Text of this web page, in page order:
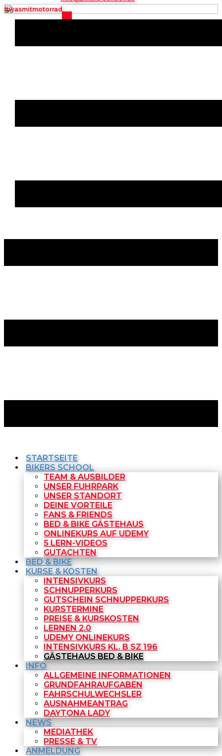
#wasm​itmotorrad
STARTSEITE
BIKERS SCHOOL
TEAM & AUSBILDER
UNSER FUHRPARK
UNSER STANDORT
DEINE VORTEILE
FANS & FRIENDS
BED & BIKE GÄSTEHAUS
ONLINEKURS AUF UDEMY
5 LERN-VIDEOS
GUTACHTEN
BED & BIKE
KURSE & KOSTEN
INTENSIVKURS
SCHNUPPERKURS
GUTSCHEIN SCHNUPPERKURS
KURSTERMINE
PREISE & KURSKOSTEN
LERNEN 2.0
UDEMY ONLINEKURS
INTENSIVKURS KL. B SZ 196
GÄSTEHAUS BED & BIKE
INFO
ALLGEMEINE INFORMATIONEN
GRUNDFAHRAUFGABEN
FAHRSCHULWECHSLER
AUSNAHMEANTRAG
DAYTONA LADY
NEWS
MEDIATHEK
PRESSE & TV
ANMELDUNG